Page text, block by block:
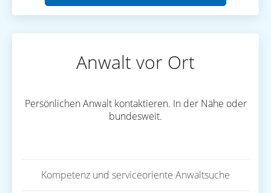
Anwalt vor Ort
Persönlichen Anwalt kontaktieren. In der Nähe oder
bundesweit.
Kompetenz und serviceoriente Anwaltsuche